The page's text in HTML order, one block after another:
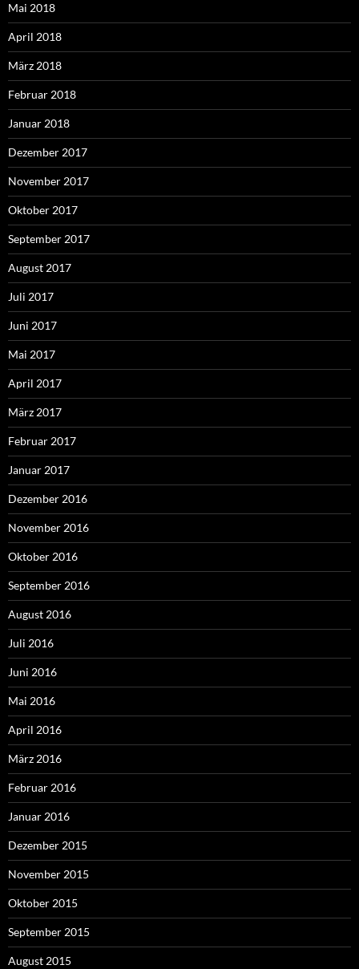
Mai 2018
April 2018
März 2018
Februar 2018
Januar 2018
Dezember 2017
November 2017
Oktober 2017
September 2017
August 2017
Juli 2017
Juni 2017
Mai 2017
April 2017
März 2017
Februar 2017
Januar 2017
Dezember 2016
November 2016
Oktober 2016
September 2016
August 2016
Juli 2016
Juni 2016
Mai 2016
April 2016
März 2016
Februar 2016
Januar 2016
Dezember 2015
November 2015
Oktober 2015
September 2015
August 2015